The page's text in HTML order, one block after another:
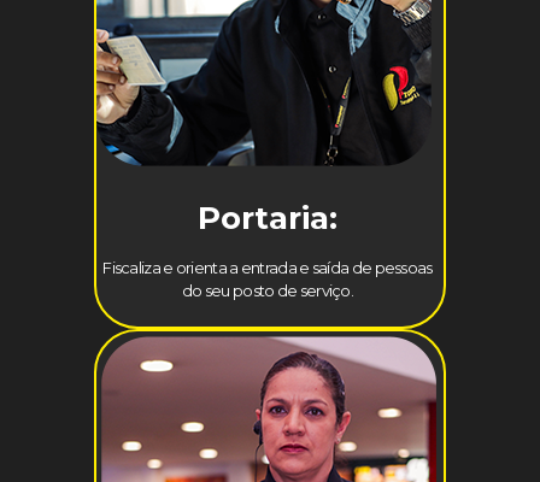
Portaria:
Fiscaliza e orienta a entrada e saída de pessoas
do seu posto de serviço.